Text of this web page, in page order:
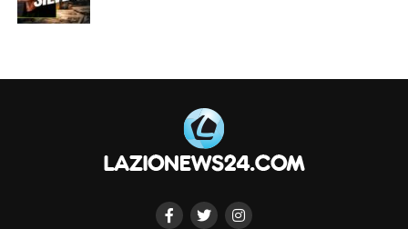
LA PLAYLIST DELLE NOSTRE TOP NEWS